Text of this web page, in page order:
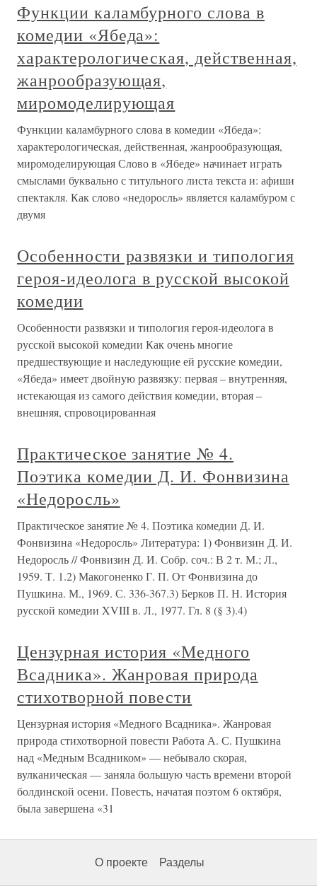
Функции каламбурного слова в
комедии «Ябеда»:
характерологическая, действенная,
жанрообразующая,
миромоделирующая
Функции каламбурного слова в комедии «Ябеда»:
характерологическая, действенная, жанрообразующая,
миромоделирующая Слово в «Ябеде» начинает играть
смыслами буквально с титульного листа текста и: афиши
спектакля. Как слово «недоросль» является каламбуром с
двумя
Особенности развязки и типология
героя-идеолога в русской высокой
комедии
Особенности развязки и типология героя-идеолога в
русской высокой комедии Как очень многие
предшествующие и наследующие ей русские комедии,
«Ябеда» имеет двойную развязку: первая – внутренняя,
истекающая из самого действия комедии, вторая –
внешняя, спровоцированная
Практическое занятие № 4.
Поэтика комедии Д. И. Фонвизина
«Недоросль»
Практическое занятие № 4. Поэтика комедии Д. И.
Фонвизина «Недоросль» Литература: 1) Фонвизин Д. И.
Недоросль // Фонвизин Д. И. Собр. соч.: В 2 т. М.; Л.,
1959. Т. 1.2) Макогоненко Г. П. От Фонвизина до
Пушкина. М., 1969. С. 336-367.3) Берков П. Н. История
русской комедии XVIII в. Л., 1977. Гл. 8 (§ 3).4)
Цензурная история «Медного
Всадника». Жанровая природа
стихотворной повести
Цензурная история «Медного Всадника». Жанровая
природа стихотворной повести Работа А. С. Пушкина
над «Медным Всадником» — небывало скорая,
вулканическая — заняла большую часть времени второй
болдинской осени. Повесть, начатая поэтом 6 октября,
была завершена «31
О проекте Разделы